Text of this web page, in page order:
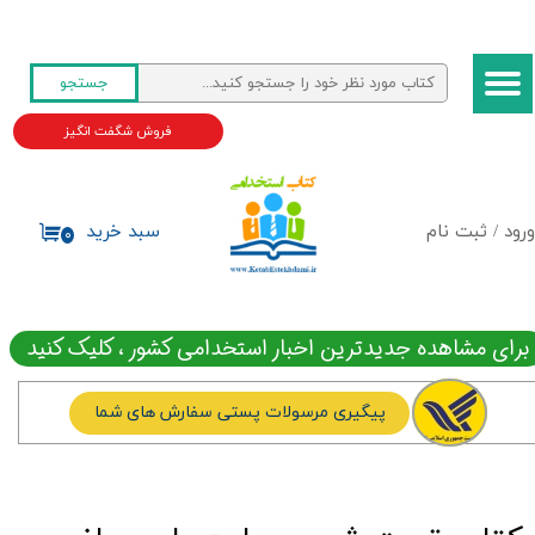
ورود / ثبت نام
حساب کاربری من
تغییر گذر واژه
جستجو
۰ سبد خرید
فروش شگفت انگیز
برای مشاهده جدیدترین اخبار استخدامی کشور ، کلیک کنید
پیگیری مرسولات پستی سفارش های شما